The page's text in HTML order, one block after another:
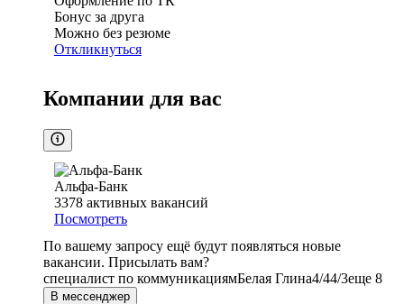
Бонус за друга
Можно без резюме
Откликнуться
Компании для вас
Альфа-Банк
3378 активных вакансий
Посмотреть
По вашему запросу ещё будут появляться новые
вакансии. Присылать вам?
специалист по коммуникациямБелая Глина4/44/3еще 8
В мессенджер